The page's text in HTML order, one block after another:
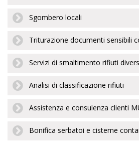
Sgombero locali
Triturazione documenti sensibili
Servizi di smaltimento rifiuti
Analisi di classificazione rifiuti
Assistenza e consulenza clienti
Bonifica serbatoi e cisterne